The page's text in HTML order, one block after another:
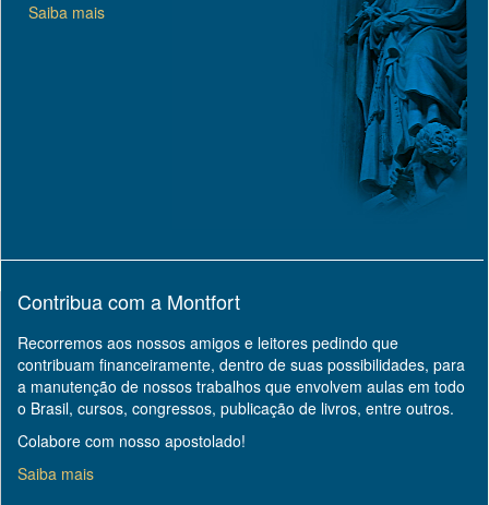
Saiba mais
Contribua com a Montfort
Recorremos aos nossos amigos e leitores pedindo que
contribuam financeiramente, dentro de suas possibilidades, para
a manutenção de nossos trabalhos que envolvem aulas em todo
o Brasil, cursos, congressos, publicação de livros, entre outros.
Colabore com nosso apostolado!
Saiba mais